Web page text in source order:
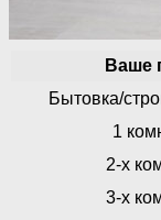
Ваше
Бытовка/
1
2-х
3-х